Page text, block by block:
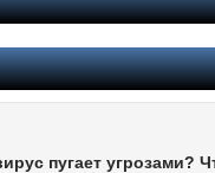
пугает угрозами?